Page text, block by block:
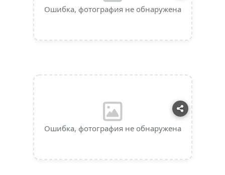
Ошибка, фотография не обнаружена
Ошибка, фотография не обнаружена